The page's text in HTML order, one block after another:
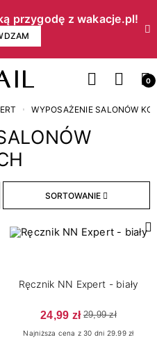
przygodę z wakacje.pl!​
0
WYPOSAŻENIE SALONÓW
SORTOWANIE
Ręcznik NN Expert - biały
24,99 zł 29,99 zł
Najniższa cena z 30 dni 29.99 zł